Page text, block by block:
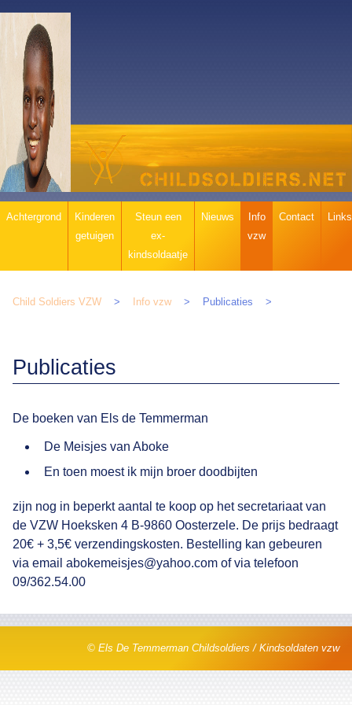
Navigatie
Achtergrond
Kinderen
getuigen
Steun een
ex-
kindsoldaatje
Nieuws
Info
vzw
Contact Links
Child Soldiers VZW Info vzw Publicaties
Publicaties
De boeken van Els de Temmerman
De Meisjes van Aboke
En toen moest ik mijn broer doodbijten
zijn nog in beperkt aantal te koop op het secretariaat van
de VZW Hoeksken 4 B-9860 Oosterzele. De prijs bedraagt
20€ + 3,5€ verzendingskosten. Bestelling kan gebeuren
via email abokemeisjes@yahoo.com of via telefoon
09/362.54.00
© Els De Temmerman Childsoldiers / Kindsoldaten vzw